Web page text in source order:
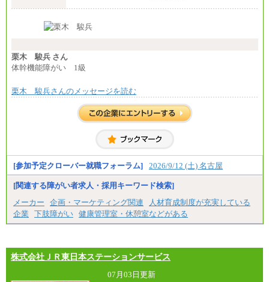
月給24万円～
※試用期間中も給与に変更はございません
栗木 駿兵 さん
体幹機能障がい 1級
栗木 駿兵さんのメッセージを読む
[参加予定クローバー就職フォーラム] 2026/9/12 (土) 名古屋
[関連する障がい者求人・採用キーワード検索]
メーカー
企画・マーケティング関連
人材育成制度が充実している
企業
下肢障がい 健康管理室・休憩室などがある
株式会社ＪＲ東日本ステーションサービス
07月03日更新